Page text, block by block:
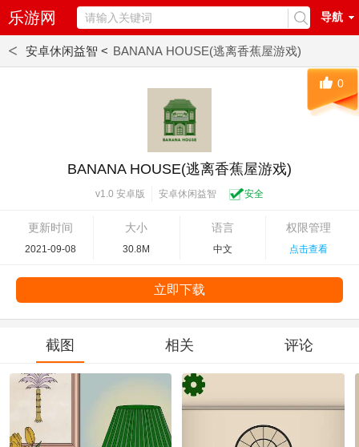
乐游网 导航
< 安卓休闲益智 < BANANA HOUSE(逃离香蕉屋游戏)
BANANA HOUSE(逃离香蕉屋游戏)
v1.0 安卓版 安卓休闲益智 安全
更新时间
2021-09-08
大小
30.8M
语言
中文
权限管理
点击查看
0
立即下载
截图 相关 评论